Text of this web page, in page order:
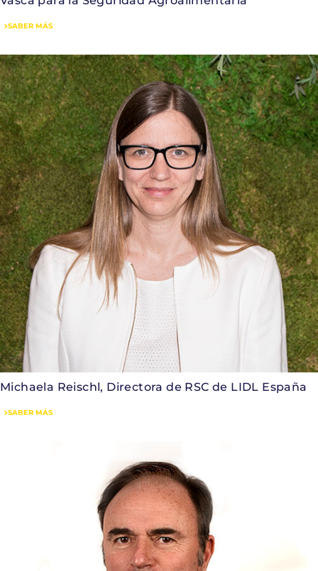
SABER MÁS
Michaela Reischl, Directora de RSC de LIDL España
SABER MÁS